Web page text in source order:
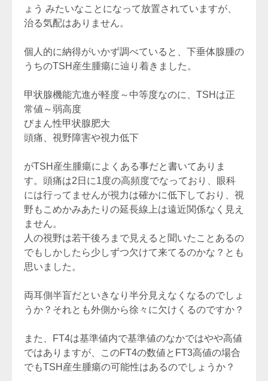
ょう みたいなことになって放置されていますが、
治る気配はありません。
個人的に納得がいかず調べていると、下垂体腺腫の
うちのTSH産生腫瘍に辿り着きました。
甲状腺機能亢進が軽度～中等度なのに、TSHは正
常値～弱高度
びまん性甲状腺肥大
頭痛、視野障害や視力低下
がTSH産生腫瘍によくある事だと書いてありま
す。頭痛は2日に1度の高頻度でなっており、眼科
には行ってませんが視力は確かに低下しており、視
野もこめかみあたりの延長線上は遠近関係なく見え
ません。
人の視野は若干後ろまで見えると聞いたことあるの
でもしかしたら少しずつ欠けて来てるのかな？とも
思いました。
両耳側半盲だといきなり半分見えなくなるのでしょ
うか？それとも外側から徐々に欠けくるのですか？
また、FT4は基準値内で基準値のなかではやや高値
ではありますが、このFT4の数値とFT3高値の場合
でもTSH産生腫瘍の可能性はあるのでしょうか？